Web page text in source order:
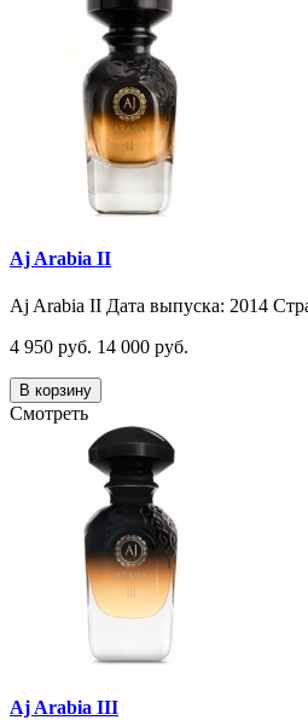
Aj Arabia II
Aj Arabia II Дата выпуска: 2014
4 950 руб. 14 000 руб.
В корзину
Смотреть
Aj Arabia III